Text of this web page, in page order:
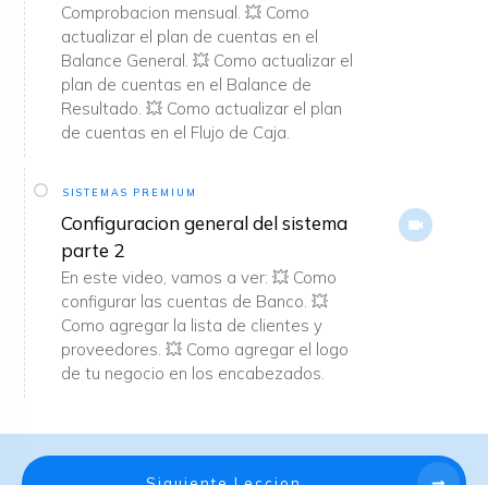
Comprobacion mensual. 💥 Como
actualizar el plan de cuentas en el
Balance General. 💥 Como actualizar el
plan de cuentas en el Balance de
Resultado. 💥 Como actualizar el plan
de cuentas en el Flujo de Caja.
SISTEMAS PREMIUM
Configuracion general del sistema
parte 2
En este video, vamos a ver: 💥 Como
configurar las cuentas de Banco. 💥
Como agregar la lista de clientes y
proveedores. 💥 Como agregar el logo
de tu negocio en los encabezados.